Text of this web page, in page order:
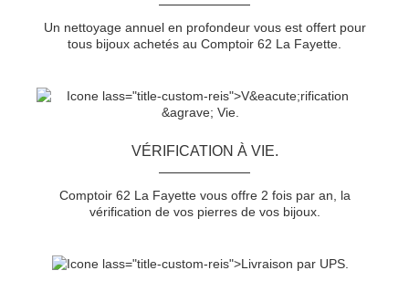
Un nettoyage annuel en profondeur vous est offert pour
tous bijoux achetés au Comptoir 62 La Fayette.
VÉRIFICATION À VIE.
Comptoir 62 La Fayette vous offre 2 fois par an, la
vérification de vos pierres de vos bijoux.